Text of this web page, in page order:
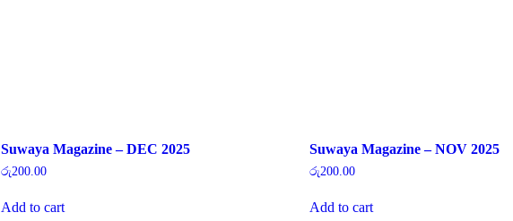
Suwaya Magazine – DEC 2025
රු200.00
Add to cart
Suwaya Magazine – NOV 2025
රු200.00
Add to cart